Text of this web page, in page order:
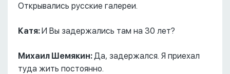
Открывались русские галереи.
Катя:И Вы задержались там на 30 лет?
Михаил Шемякин:Да, задержался. Я приехал
туда жить постоянно.